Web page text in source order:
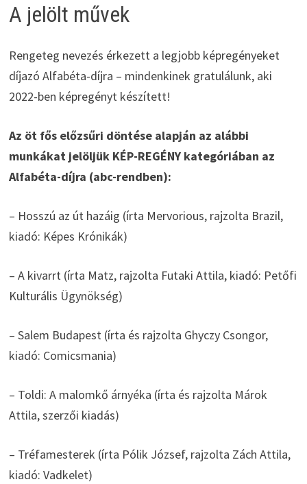
A jelölt művek
Rengeteg nevezés érkezett a legjobb képregényeket
díjazó Alfabéta-díjra – mindenkinek gratulálunk, aki
2022-ben képregényt készített!
Az öt fős előzsűri döntése alapján az alábbi
munkákat jelöljük KÉP-REGÉNY kategóriában az
Alfabéta-díjra (abc-rendben):
– Hosszú az út hazáig (írta Mervorious, rajzolta Brazil,
kiadó: Képes Krónikák)
– A kivarrt (írta Matz, rajzolta Futaki Attila, kiadó: Petőfi
Kulturális Ügynökség)
– Salem Budapest (írta és rajzolta Ghyczy Csongor,
kiadó: Comicsmania)
– Toldi: A malomkő árnyéka (írta és rajzolta Márok
Attila, szerzői kiadás)
– Tréfamesterek (írta Pólik József, rajzolta Zách Attila,
kiadó: Vadkelet)